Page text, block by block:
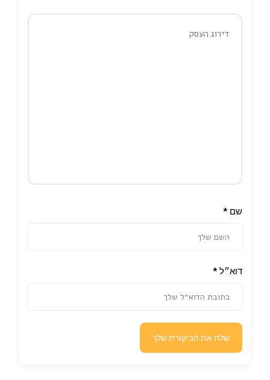
שם*
דוא״ל*
שלח את הביקורת שלך